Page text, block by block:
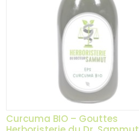
Curcuma BIO – Gouttes